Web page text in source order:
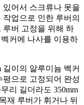
어서 스크류나 못을
업으로 인한 루버의
루버 고정을 위해 하
커에 나사를 이용하
길이의 알루미늄 벡커
으로 고정되어 완성
리 길더라도 350mm
재 루버가 휘거나 뒤